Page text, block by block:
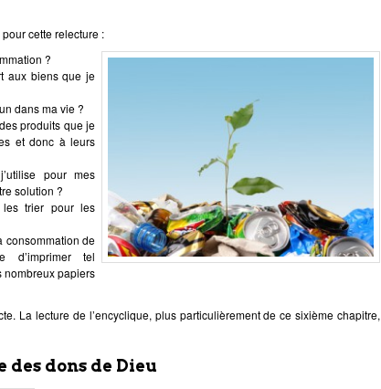
cette relecture :
?
aux biens que je
dans ma vie ?
produits que je
et donc à leurs
pour mes
solution ?
les trier pour les
consommation de
d’imprimer tel
nombreux papiers
La lecture de l’encyclique, plus particulièrement de ce sixième chapitre,
des dons de Dieu